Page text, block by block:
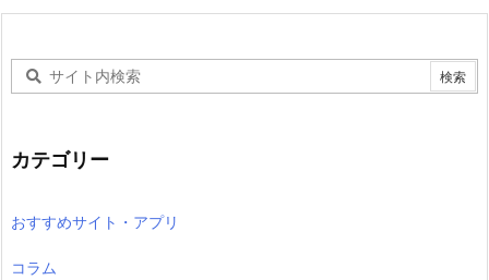
カテゴリー
おすすめサイト・アプリ
コラム